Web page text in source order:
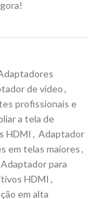
de vídeo,
profissionais e
a tela de
HDMI , Adaptador
em telas maiores,
Adaptador para
HDMI ,
em alta